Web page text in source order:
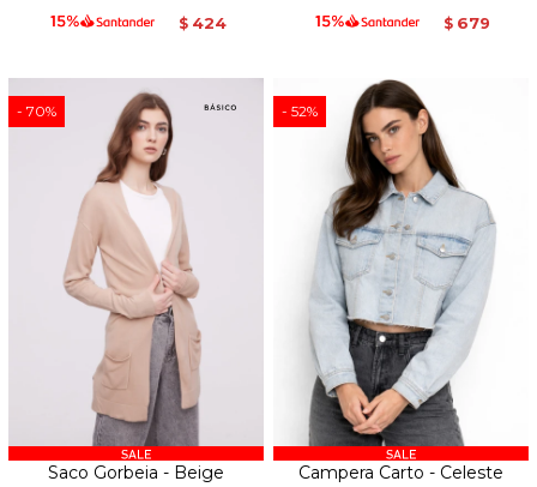
$ 424 $ 679
70
Saco Gorbeia - Beige
52
Campera Carto - Celeste